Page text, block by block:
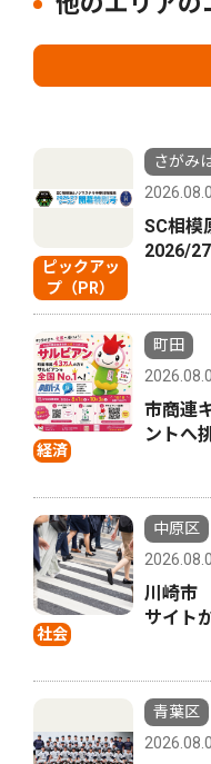
ピックアッ
プ（PR）
さがみ
SC相模
2026/
経済
町田
市商連
ントへ
社会
中原区
川崎市
サイト
青葉区